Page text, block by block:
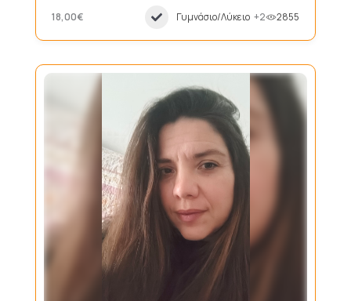
18,00€ Γυμνάσιο/Λύκειο +2 2855